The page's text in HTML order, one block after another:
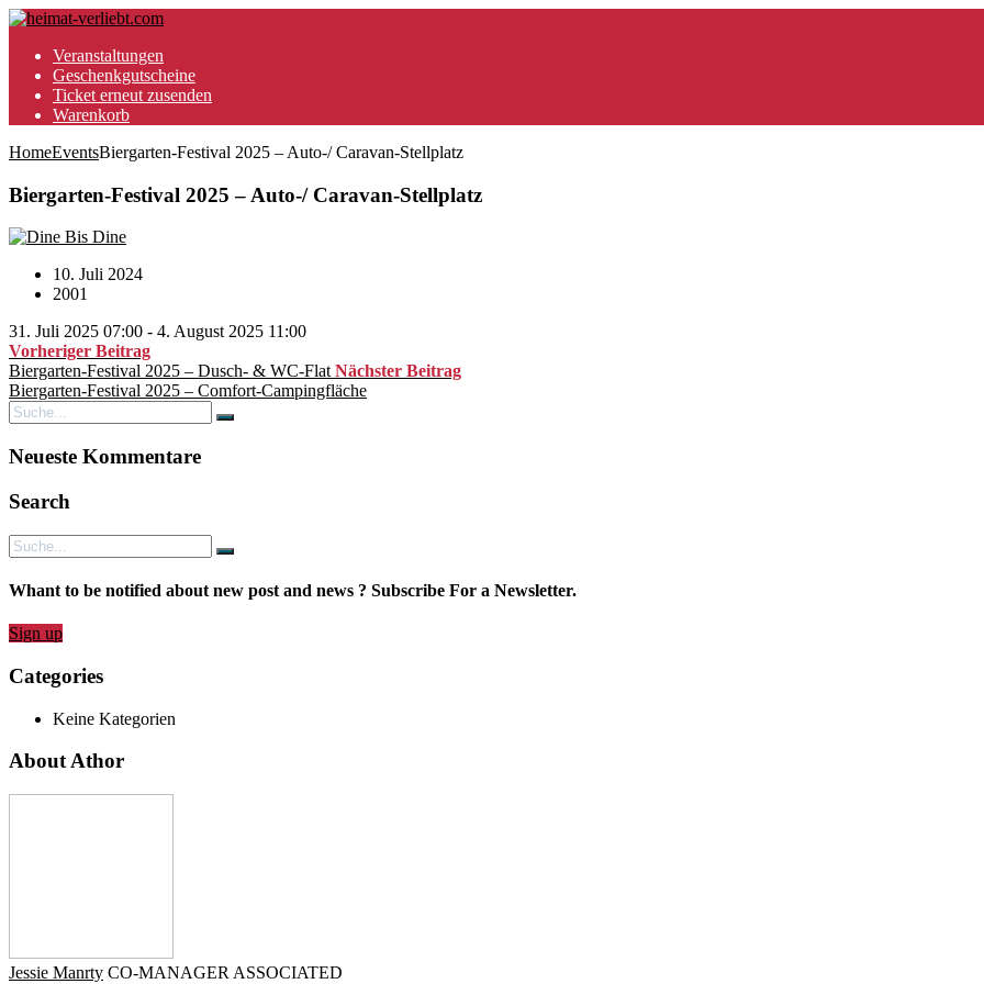
Veranstaltungen
Geschenkgutscheine
Ticket erneut zusenden
Warenkorb
HomeEventsBiergarten-Festival 2025 – Auto-/ Caravan-Stellplatz
Biergarten-Festival 2025 – Auto-/ Caravan-Stellplatz
Bis Dine
10. Juli 2024
2001
31. Juli 2025 07:00 - 4. August 2025 11:00
Vorheriger Beitrag
Biergarten-Festival 2025 – Dusch- & WC-Flat Nächster Beitrag
Biergarten-Festival 2025 – Comfort-Campingfläche
Neueste Kommentare
Search
Whant to be notified about new post and news ? Subscribe For a Newsletter.
Sign up
Categories
Keine Kategorien
About Athor
Jessie Manrty CO-MANAGER ASSOCIATED